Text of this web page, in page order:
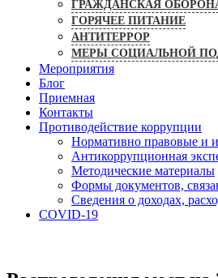
ГРАЖДАНСКАЯ
ГОРЯЧЕЕ ПИТАНИЕ
АНТИТЕРРОР
МЕРЫ СОЦИАЛЬНОЙ
Мероприятия
Блог
Приемная
Контакты
Противодействие коррупции
Нормативно правовые и
Антикоррупционная
Методические материалы
Формы документов,
Сведения о доходах,
COVID-19